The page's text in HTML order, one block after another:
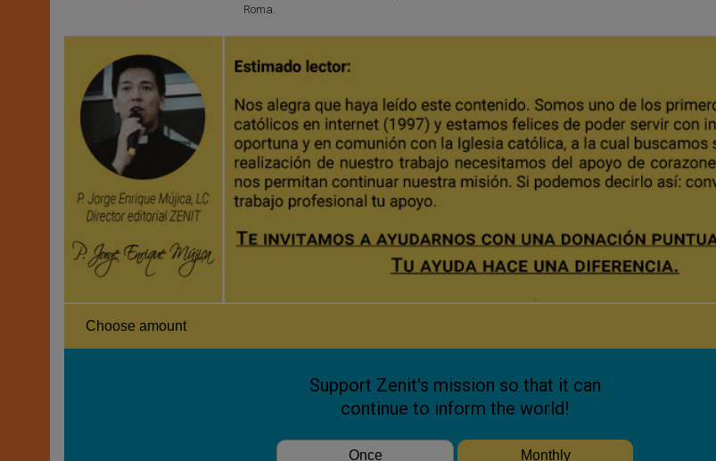
Roma.